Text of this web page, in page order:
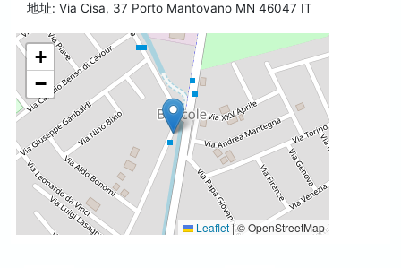
地址: Via Cisa, 37 Porto Mantovano MN 46047 IT
+
−
Leaflet|© OpenStreetMap